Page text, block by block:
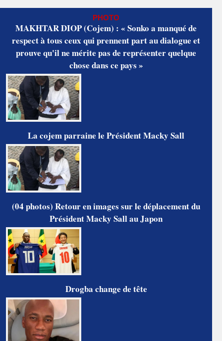
PHOTO
MAKHTAR DIOP (Cojem) : « Sonko a manqué de
respect à tous ceux qui prennent part au dialogue et
prouve qu'il ne mérite pas de représenter quelque
chose dans ce pays »
La cojem parraine le Président Macky Sall
(04 photos) Retour en images sur le déplacement du
Président Macky Sall au Japon
Drogba change de tête